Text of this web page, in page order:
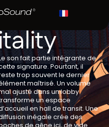
DE RECEVOIR
son fait partie intégrante de
signature. Pourtant, il
trop souvent le dernier
maîtrisé. Un volume
ajusté dans un lobby
un espace
en hall de transit. Une
inégale crée des
de gêne ici, de vide